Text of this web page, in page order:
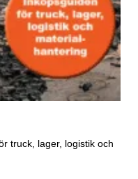
truck, lager, logistik och